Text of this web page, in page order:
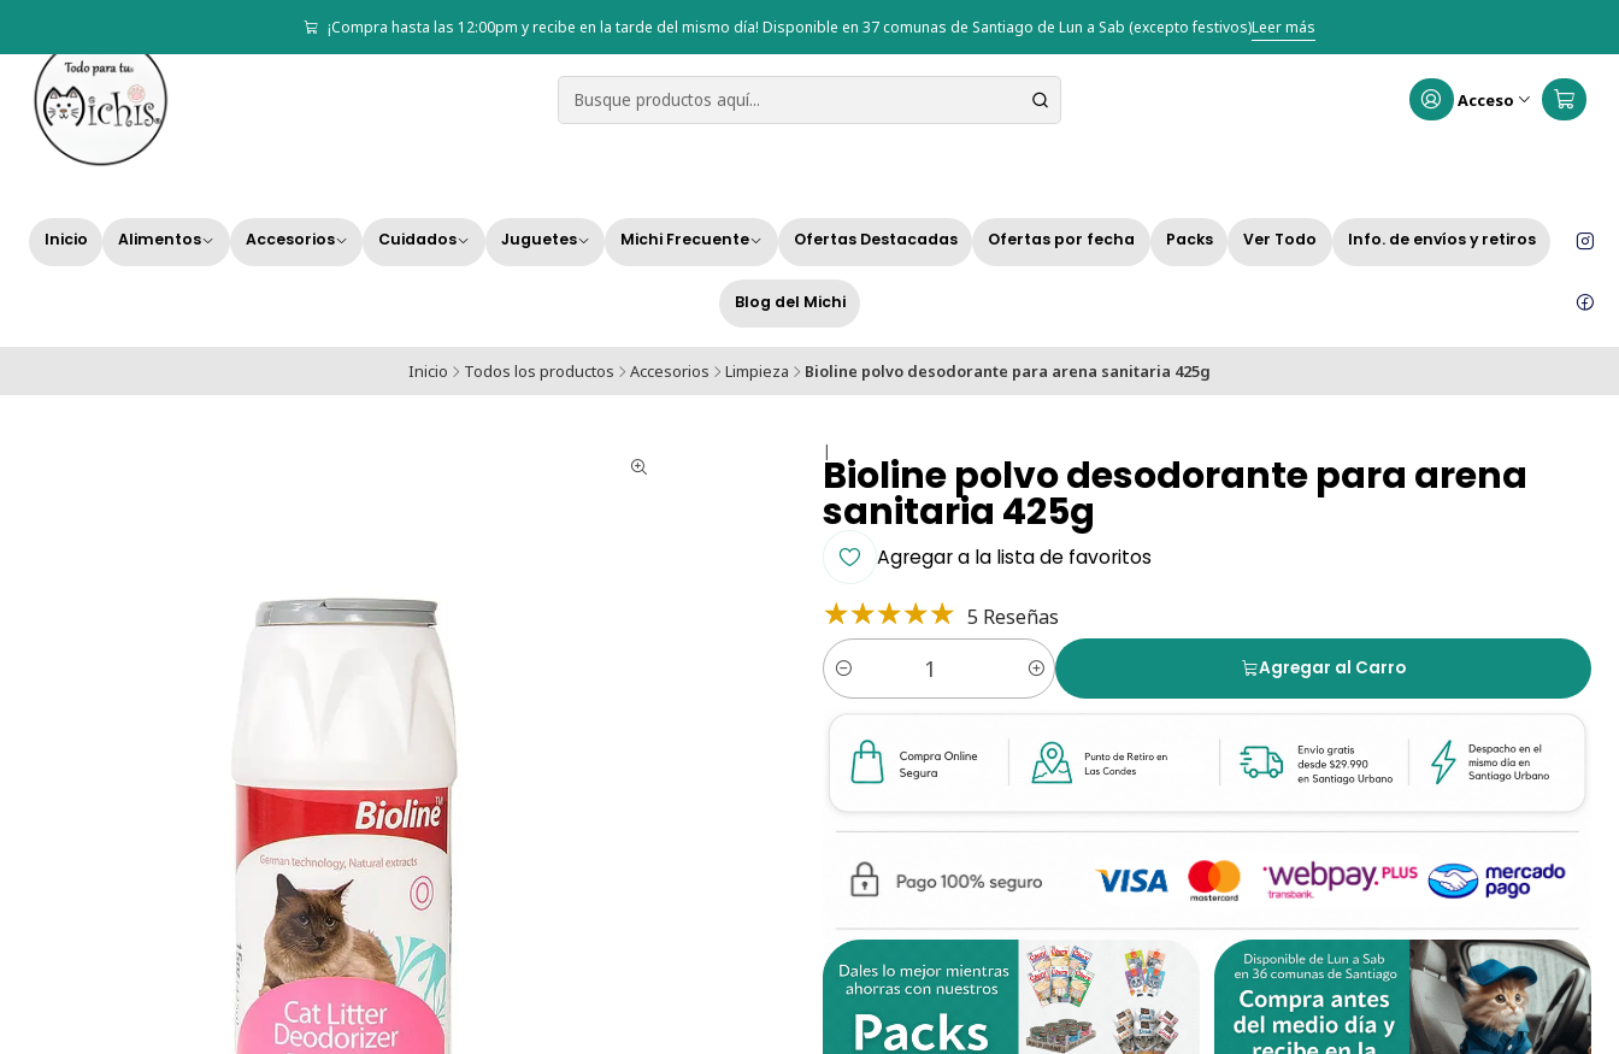
Acceso
Inicio Alimentos Accesorios Cuidados Juguetes Michi Frecuente Ofertas Destacadas Ofertas por fecha Packs Ver Todo Info. de envíos y retiros
Blog del Michi
¡Compra hasta las 12:00pm y recibe en la tarde del mismo día! Disponible en 37 comunas de Santiago de Lun a Sab (excepto festivos)Leer más
Inicio Todos los productos Accesorios Limpieza Bioline polvo desodorante para arena sanitaria 425g
|Bioline polvo desodorante para arena
sanitaria 425g
Agregar a la lista de favoritos
5 Reseñas
Cantidad
Agregar al Carro